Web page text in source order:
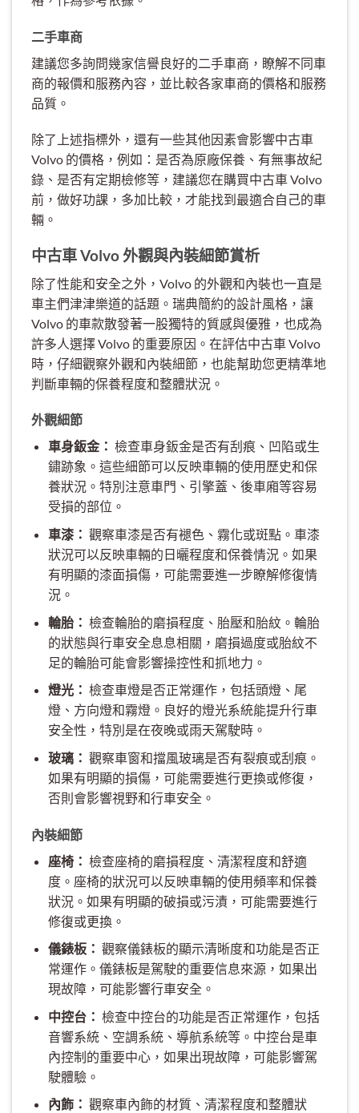
二手車商
建議您多詢問幾家信譽良好的二手車商，瞭解不同車
商的報價和服務內容，並比較各家車商的價格和服務
品質。
除了上述指標外，還有一些其他因素會影響中古車
Volvo 的價格，例如：是否為原廠保養、有無事故紀
錄、是否有定期檢修等，建議您在購買中古車 Volvo
前，做好功課，多加比較，才能找到最適合自己的車
輛。
中古車 Volvo 外觀與內裝細節賞析
除了性能和安全之外，Volvo 的外觀和內裝也一直是
車主們津津樂道的話題。瑞典簡約的設計風格，讓
Volvo 的車款散發著一股獨特的質感與優雅，也成為
許多人選擇 Volvo 的重要原因。在評估中古車 Volvo
時，仔細觀察外觀和內裝細節，也能幫助您更精準地
判斷車輛的保養程度和整體狀況。
外觀細節
車身鈑金： 檢查車身鈑金是否有刮痕、凹陷或生
鏽跡象。這些細節可以反映車輛的使用歷史和保
養狀況。特別注意車門、引擎蓋、後車廂等容易
受損的部位。
車漆： 觀察車漆是否有褪色、霧化或斑點。車漆
狀況可以反映車輛的日曬程度和保養情況。如果
有明顯的漆面損傷，可能需要進一步瞭解修復情
況。
輪胎： 檢查輪胎的磨損程度、胎壓和胎紋。輪胎
的狀態與行車安全息息相關，磨損過度或胎紋不
足的輪胎可能會影響操控性和抓地力。
燈光： 檢查車燈是否正常運作，包括頭燈、尾
燈、方向燈和霧燈。良好的燈光系統能提升行車
安全性，特別是在夜晚或雨天駕駛時。
玻璃： 觀察車窗和擋風玻璃是否有裂痕或刮痕。
如果有明顯的損傷，可能需要進行更換或修復，
否則會影響視野和行車安全。
內裝細節
座椅： 檢查座椅的磨損程度、清潔程度和舒適
度。座椅的狀況可以反映車輛的使用頻率和保養
狀況。如果有明顯的破損或污漬，可能需要進行
修復或更換。
儀錶板： 觀察儀錶板的顯示清晰度和功能是否正
常運作。儀錶板是駕駛的重要信息來源，如果出
現故障，可能影響行車安全。
中控台： 檢查中控台的功能是否正常運作，包括
音響系統、空調系統、導航系統等。中控台是車
內控制的重要中心，如果出現故障，可能影響駕
駛體驗。
內飾： 觀察車內飾的材質、清潔程度和整體狀